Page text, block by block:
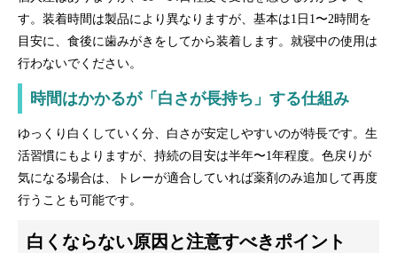
す。装着時間は製品により異なりますが、基本は1日1〜2時間を
目安に、食後に歯みがきをしてから装着します。就寝中の使用は
行わないでください。
時間はかかるが「白さが長持ち」する仕組み
ゆっくり白くしていく分、白さが安定しやすいのが特長です。生
活習慣にもよりますが、持続の目安は半年〜1年程度。色戻りが
気になる場合は、トレーが適合していれば薬剤のみ追加して再度
行うことも可能です。
白くならない原因と注意すべきポイント